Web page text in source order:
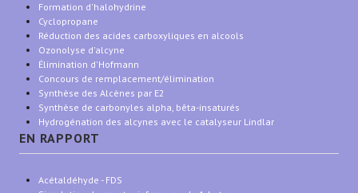
Formation d'halohydrine
Cyclopropane
Réduction des acides carboxyliques en alcools
Ozonolyse d'alcyne
Élimination d'Hofmann
Concours de remplacement/élimination
Synthèse des Alcènes par E2
Synthèse de carbonyles alpha, bêta-insaturés
Hydrogénation des alcynes avec le catalyseur Lindlar
EN RAPPORT
Acétaldéhyde - FDS